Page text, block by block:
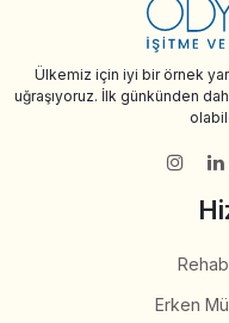
Ülkemiz için iyi bir örnek
uğraşıyoruz. İlk günkünden
Erken